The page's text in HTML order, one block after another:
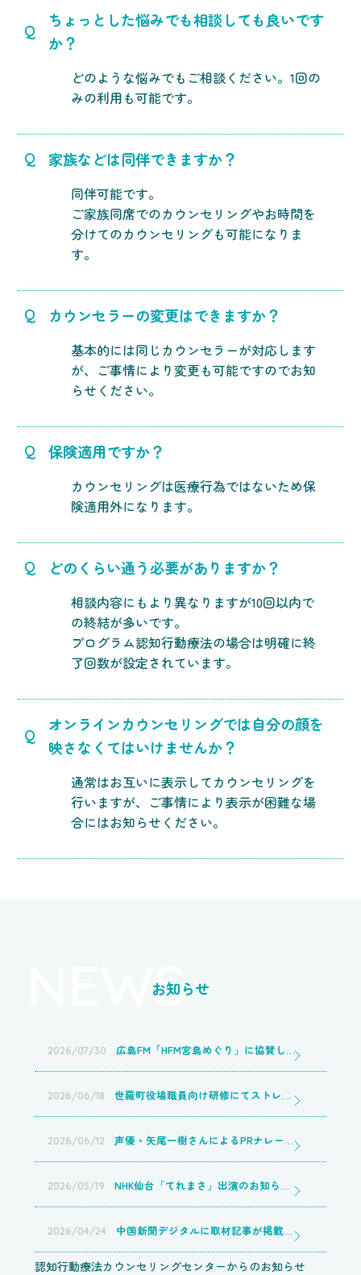
Q
ちょっとした悩みでも相談しても良いです
か？
どのような悩みでもご相談ください。1回の
みの利用も可能です。
Q 家族などは同伴できますか？
同伴可能です。
ご家族同席でのカウンセリングやお時間を
分けてのカウンセリングも可能になりま
す。
Q カウンセラーの変更はできますか？
基本的には同じカウンセラーが対応します
が、ご事情により変更も可能ですのでお知
らせください。
Q 保険適用ですか？
カウンセリングは医療行為ではないため保
険適用外になります。
Q どのくらい通う必要がありますか？
相談内容にもより異なりますが10回以内で
の終結が多いです。
プログラム認知行動療法の場合は明確に終
了回数が設定されています。
Q
オンラインカウンセリングでは自分の顔を
映さなくてはいけませんか？
通常はお互いに表示してカウンセリングを
行いますが、ご事情により表示が困難な場
合にはお知らせください。
NEWS
お知らせ
2026/07/30 広島FM「HFM宮島めぐり」に協賛しました／認知行動療法カウンセリングセンター広島店
2026/06/18 世羅町役場職員向け研修にてストレス対処法についての講師を務めました／認知行動療法カウンセリングセンター広島店
2026/06/12 声優・矢尾一樹さんによるPRナレーションを収録いただきました／認知行動療法カウンセリングセンター広島店
2026/05/19 NHK仙台「てれまさ」出演のお知らせ（再放送・見逃し配信のご案内）/ 認知行動療法カウンセリングセンター広島店
2026/04/24 中国新聞デジタルに取材記事が掲載されました／認知行動療法カウンセリングセンター広島店
認知行動療法カウンセリングセンターからのお知らせ